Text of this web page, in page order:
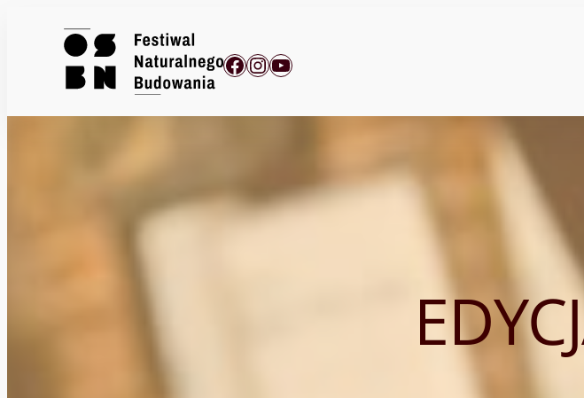
Facebook
Instagram
YouTube